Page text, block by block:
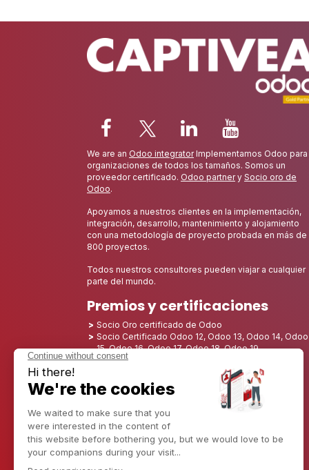
We are an Odoo integratorImplementamos Odoo para
organizaciones de todos los tamaños. Somos un
proveedor certificado. Odoo partnery Socio oro de
Odoo.
Apoyamos a nuestros clientes en la implementación,
integración, desarrollo, mantenimiento y alojamiento
con una metodología de proyecto probada en más de
800 proyectos.
Todos nuestros consultores pueden viajar a cualquier
parte del mundo.
Premios y certificaciones
Socio Oro certificado de Odoo
Socio Certificado Odoo 12, Odoo 13, Odoo 14, Odoo
15, Odoo 16, Odoo 17, Odoo 18, Odoo 19
Nombrado Mejor Socio 2025 - Europa
Nombrado Mejor Socio 2025 - América del Norte
Nominado como Mejor Socio 2024 - Europa
Nominado como Mejor Socio 2024 - Norteamérica
Campeón del Crecimiento 2023 - Francia
Nominado Mejor Socio 2023 - Norteamérica
Nominado Mejor Socio 2022 - Norteamérica
Nominado como Mejor Socio 2021 - Norteamérica
Nominado Mejor Socio 2020 - América del Norte